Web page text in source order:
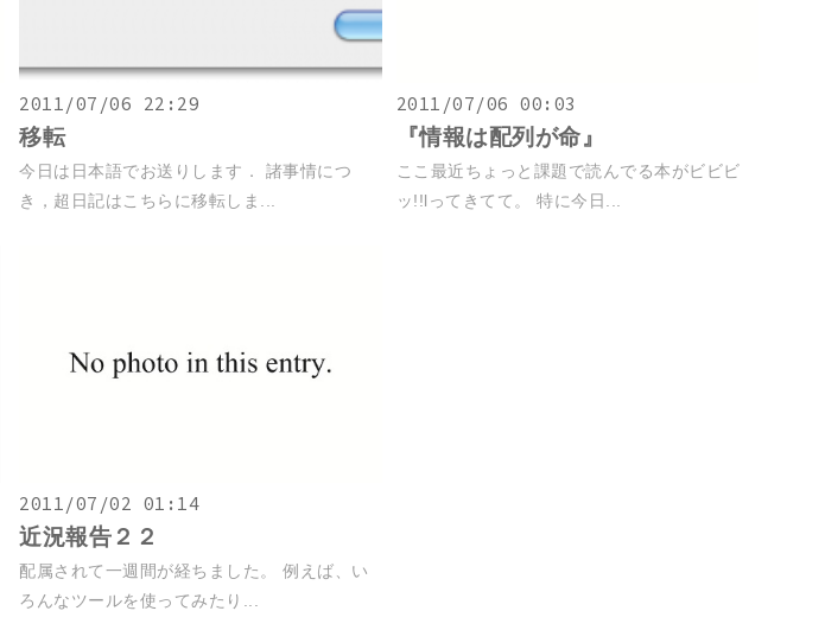
2011/07/06 22:29
移転
今日は日本語でお送りします． 諸事情につ
き，超日記はこちらに移転しま...
2011/07/06 00:03
『情報は配列が命』
ここ最近ちょっと課題で読んでる本がビビビ
ッ!!lってきてて。 特に今日...
2011/07/02 01:14
近況報告２２
配属されて一週間が経ちました。 例えば、い
ろんなツールを使ってみたり...